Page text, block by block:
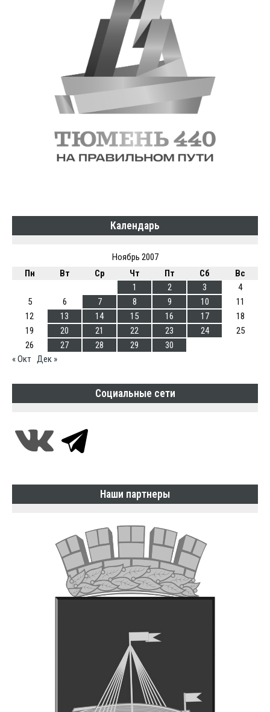
Календарь
Ноябрь 2007
Пн
Вт Ср Чт Пт Сб
Вс
1
2 3
4
5
6 7 8 9 10
11
12
13 14 15 16 17
18
19
20 21 22 23 24
25
26
27 28 29
30
« Окт Дек »
Социальные сети
Наши партнеры